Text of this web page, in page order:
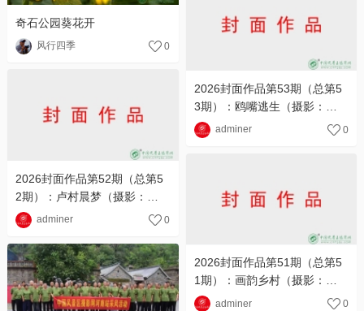
奇石公园葵花开
风行四季 0
2026封面作品第53期（总第5
3期）：鸥嘴逃生（摄影：永
远的路-李建华）
adminer 0
2026封面作品第52期（总第5
2期）：卢村晨梦（摄影：东
北风-韩永奎）
adminer 0
2026封面作品第51期（总第5
1期）：画韵乡村（摄影：东
北风-韩永奎）
adminer 0